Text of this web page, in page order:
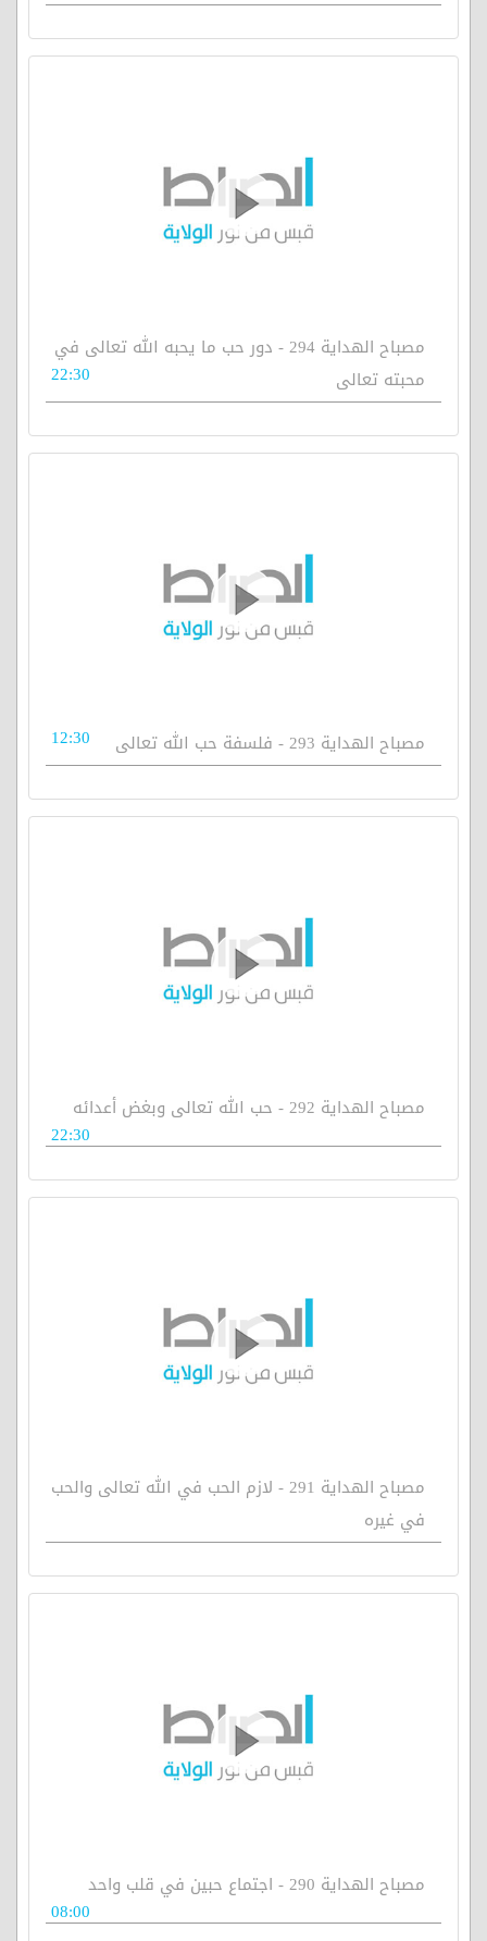
مصباح الهداية 294 - دور حب ما يحبه الله تعالى في
محبته تعالى
22:30
مصباح الهداية 293 - فلسفة حب الله تعالى 12:30
مصباح الهداية 292 - حب الله تعالى وبغض أعدائه
22:30
مصباح الهداية 291 - لازم الحب في الله تعالى والحب
في غيره
مصباح الهداية 290 - اجتماع حبين في قلب واحد
08:00